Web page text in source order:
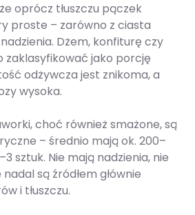
oprócz tłuszczu pączek
proste – zarówno z ciasta
Dżem, konfiturę czy
jako porcję
odżywcza jest znikoma, a
wysoka.
choć również smażone, są
– średnio mają ok. 200–
sztuk. Nie mają nadzienia, nie
są źródłem głównie
i tłuszczu.